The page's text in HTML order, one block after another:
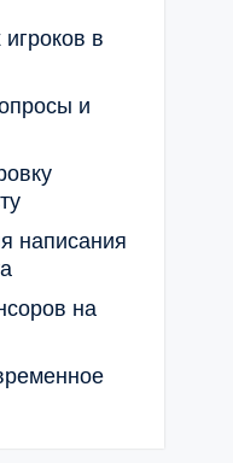
в
и
написания
на